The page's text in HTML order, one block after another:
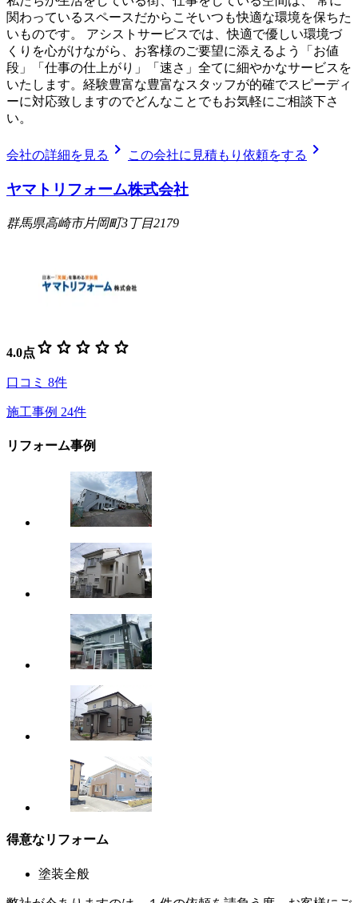
関わっているスペースだからこそいつも快適な環境を保ちた
いものです。 アシストサービスでは、快適で優しい環境づ
くりを心がけながら、お客様のご要望に添えるよう「お値
段」「仕事の仕上がり」「速さ」全てに細やかなサービスを
いたします。経験豊富な豊富なスタッフが的確でスピーディ
ーに対応致しますのでどんなことでもお気軽にご相談下さ
い。
会社の詳細を見る chevron_right この会社に見積もり依頼をする chevron_right
ヤマトリフォーム株式会社
群馬県高崎市片岡町3丁目2179
4.0点 star star star star star
口コミ 8件
施工事例 24件
リフォーム事例
得意なリフォーム
塗装全般